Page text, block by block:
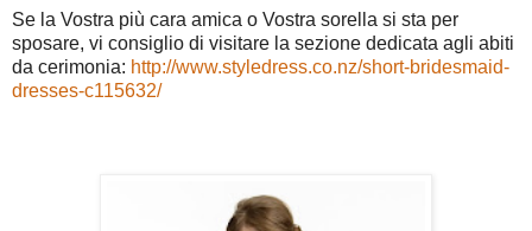
Se la Vostra più cara amica o Vostra sorella si sta per
sposare, vi consiglio di visitare la sezione dedicata agli abiti
da cerimonia: http://www.styledress.co.nz/short-bridesmaid-
dresses-c115632/